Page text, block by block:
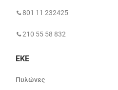
801 11 232425
210 55 58 832
ΕΚΕ
Πυλώνες